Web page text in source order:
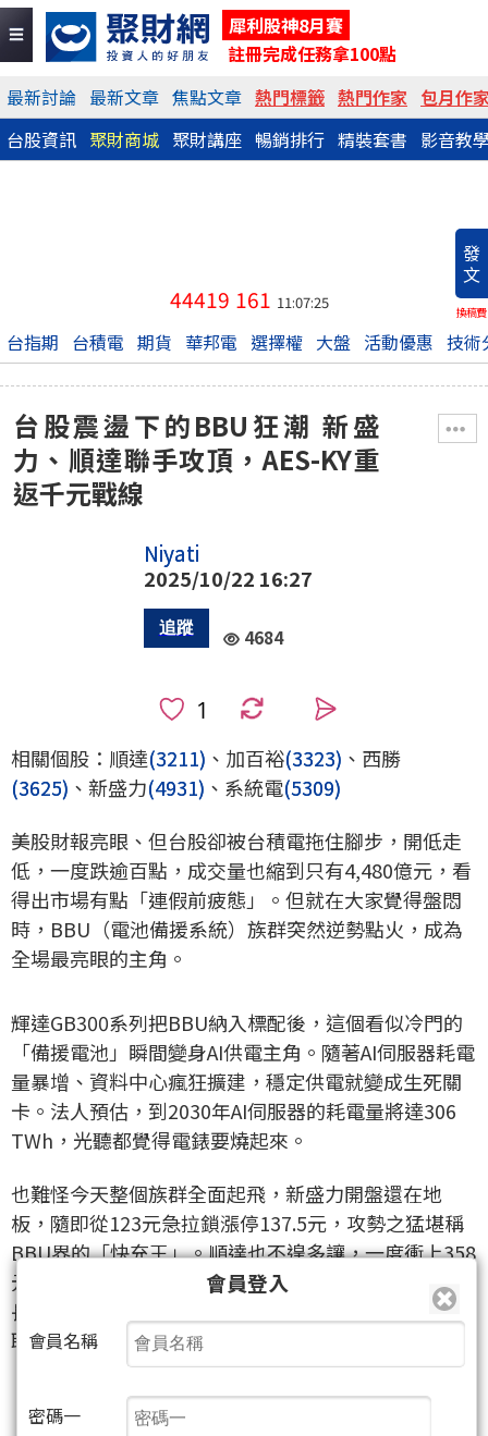
犀利股神8月賽
註冊完成任務拿100點
最新討論 最新文章 焦點文章 熱門標籤 熱門作家 包月作
台股資訊 聚財商城 聚財講座 暢銷排行 精裝套書 影音教
發
文
換稿費
44419 161 11:07:25
台指期 台積電 期貨 華邦電 選擇權 大盤 活動優惠 技術
台股震盪下的BBU狂潮 新盛
力、順達聯手攻頂，AES-KY重
返千元戰線
Niyati
2025/10/22 16:27
4684
相關個股：順達(3211) 、加百裕(3323) 、西勝
(3625) 、新盛力(4931) 、系統電(5309)
美股財報亮眼、但台股卻被台積電拖住腳步，開低走
低，一度跌逾百點，成交量也縮到只有4,480億元，看
得出市場有點「連假前疲態」。但就在大家覺得盤悶
時，BBU（電池備援系統）族群突然逆勢點火，成為
全場最亮眼的主角。
輝達GB300系列把BBU納入標配後，這個看似冷門的
「備援電池」瞬間變身AI供電主角。隨著AI伺服器耗電
量暴增、資料中心瘋狂擴建，穩定供電就變成生死關
卡。法人預估，到2030年AI伺服器的耗電量將達306
TWh，光聽都覺得電錶要燒起來。
也難怪今天整個族群全面起飛，新盛力開盤還在地
板，隨即從123元急拉鎖漲停137.5元，攻勢之猛堪稱
BBU界的「快充王」。順達也不遑多讓，一度衝上358
元漲停，BBU營收佔比逐年提升，今年可望翻倍成
長。加百裕跟著鎖住漲停，西勝、興能高、系統電則
聯手續攻，整個盤面「電力滿格」。
會員登入
會員名稱
密碼一